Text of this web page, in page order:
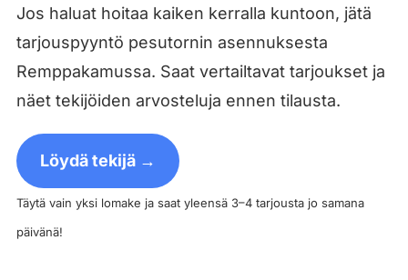
Jos haluat hoitaa kaiken kerralla kuntoon, jätä
tarjouspyyntö pesutornin asennuksesta
Remppakamussa. Saat vertailtavat tarjoukset ja
näet tekijöiden arvosteluja ennen tilausta.
Löydä tekijä →
Täytä vain yksi lomake ja saat yleensä 3–4 tarjousta jo samana
päivänä!